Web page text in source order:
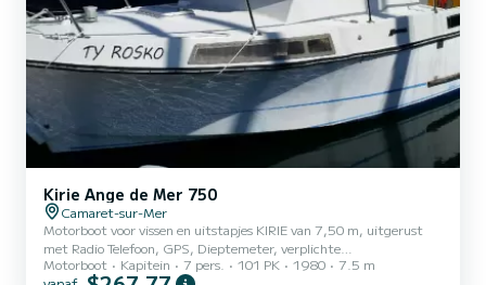
Kirie Ange de Mer 750
Camaret-sur-Mer
Motorboot voor vissen en uitstapjes KIRIE van 7,50 m, uitgerust
met Radio Telefoon, GPS, Dieptemeter, verplichte
kustbewapening, toilet. Keuken met stromend water, salon met
Motorboot Kapitein 7 pers. 101 PK 1980 7.5 m